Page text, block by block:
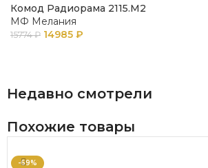
Комод Радиорама 2115.М2
МФ Мелания
15774₽ 14985 ₽
Недавно смотрели
Похожие товары
-69%